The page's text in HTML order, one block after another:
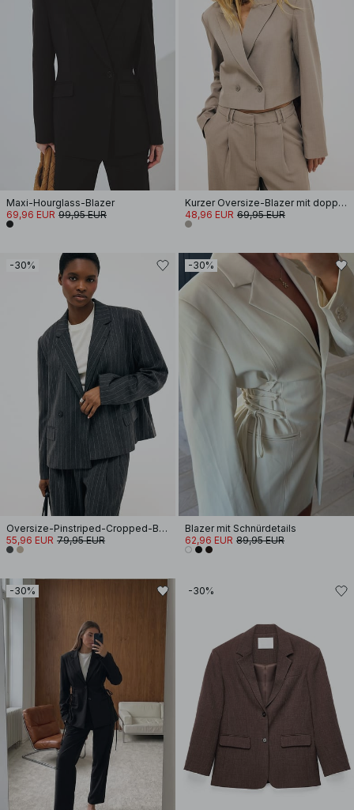
Maxi-Hourglass-Blazer
69,96 EUR 99,95 EUR
Kurzer Oversize-Blazer mit doppelter Knopfleiste
48,96 EUR 69,95 EUR
-30%
Oversize-Pinstriped-Cropped-Blazer
55,96 EUR 79,95 EUR
-30%
Blazer mit Schnürdetails
62,96 EUR 89,95 EUR
-30% -30%